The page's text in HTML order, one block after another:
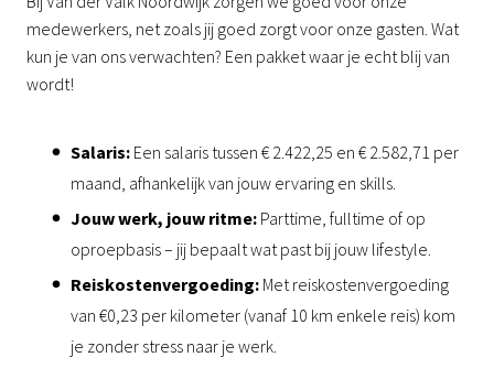
medewerkers, net zoals jij goed zorgt voor onze gasten. Wat
kun je van ons verwachten? Een pakket waar je echt blij van
wordt!
Salaris: Een salaris tussen € 2.422,25 en € 2.582,71 per
maand, afhankelijk van jouw ervaring en skills.
Jouw werk, jouw ritme: Parttime, fulltime of op
oproepbasis – jij bepaalt wat past bij jouw lifestyle.
Reiskostenvergoeding: Met reiskostenvergoeding
van €0,23 per kilometer (vanaf 10 km enkele reis) kom
je zonder stress naar je werk.